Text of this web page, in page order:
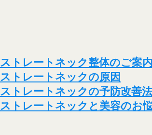
ストレートネック整体のご案内
​ストレートネックの原因
ストレートネックの予防改善法
ストレートネックと美容のお